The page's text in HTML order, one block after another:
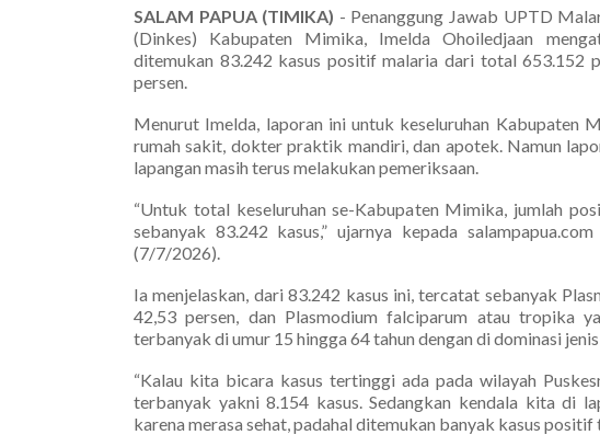
SALAM PAPUA (TIMIKA) - Penanggung Jawab UPTD
(Dinkes) Kabupaten Mimika, Imelda Ohoiledjaan
ditemukan 83.242 kasus positif malaria dari total 653.152
persen.
Menurut Imelda, laporan ini untuk keseluruhan Kabupaten
rumah sakit, dokter praktik mandiri, dan apotek. Namun
lapangan masih terus melakukan pemeriksaan.
“Untuk total keseluruhan se-Kabupaten Mimika, jumlah
sebanyak 83.242 kasus,” ujarnya kepada
(7/7/2026).
Ia menjelaskan, dari 83.242 kasus ini, tercatat sebanyak
42,53 persen, dan Plasmodium falciparum atau tropika
terbanyak di umur 15 hingga 64 tahun dengan di dominasi
“Kalau kita bicara kasus tertinggi ada pada wilayah
terbanyak yakni 8.154 kasus. Sedangkan kendala kita di
karena merasa sehat, padahal ditemukan banyak kasus positif